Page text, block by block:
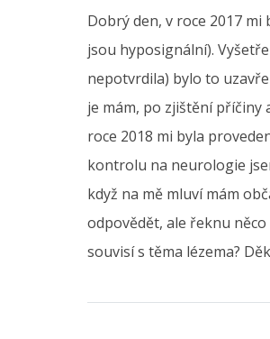
Dobrý den, v roce 2017
jsou hyposignální).
nepotvrdila) bylo to
je mám, po zjištění příčiny
roce 2018 mi byla
kontrolu na neurologie
když na mě mluví mám
odpovědět, ale řeknu
souvisí s těma lézema?